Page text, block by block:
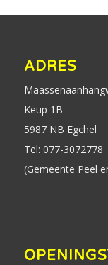
ADRES
Keup 1B
5987 NB Egchel
Tel: 077-3072778
(Gemeente Peel